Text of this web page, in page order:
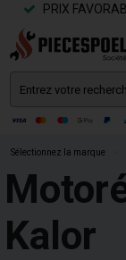
PRIX
Sélectionnez la marque
Kalor